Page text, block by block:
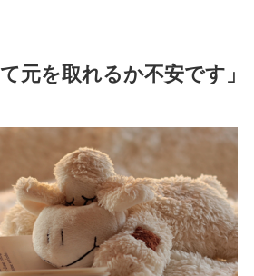
元を取れるか不安です」